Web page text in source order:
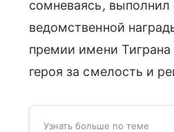
сомневаясь,
ведомственной
премии имени Тиграна
героя за смелость и
Узнать больше по теме